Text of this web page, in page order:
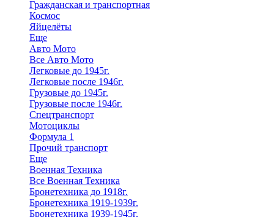
Гражданская и транспортная
Космос
Яйцелёты
Еще
Авто Мото
Все Авто Мото
Легковые до 1945г.
Легковые после 1946г.
Грузовые до 1945г.
Грузовые после 1946г.
Спецтранспорт
Мотоциклы
Формула 1
Прочий транспорт
Еще
Военная Техника
Все Военная Техника
Бронетехника до 1918г.
Бронетехника 1919-1939г.
Бронетехника 1939-1945г.